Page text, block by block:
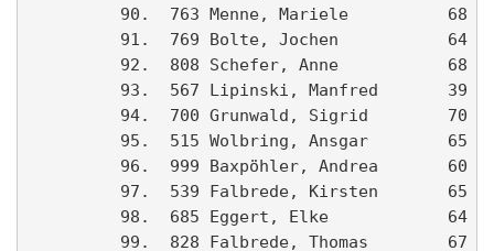
90.  763 Menne, Mariele          68
91.  769 Bolte, Jochen           64
92.  808 Schefer, Anne           68
93.  567 Lipinski, Manfred       39
94.  700 Grunwald, Sigrid        70
95.  515 Wolbring, Ansgar        65
96.  999 Baxpöhler, Andrea       60
97.  539 Falbrede, Kirsten       65
98.  685 Eggert, Elke            64
99.  828 Falbrede, Thomas        67